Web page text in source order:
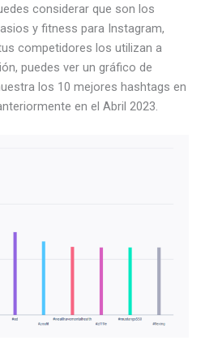
considerar que son los
y fitness para Instagram,
competidores los utilizan a
puedes ver un gráfico de
los 10 mejores hashtags en
en el Abril 2023.